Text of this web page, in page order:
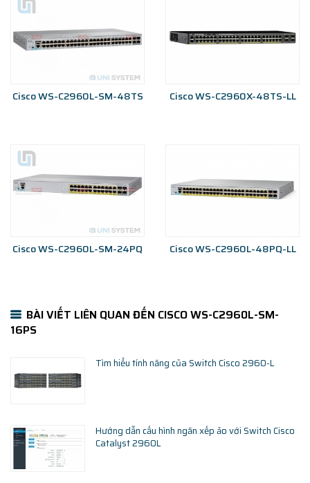
Cisco WS-C2960L-SM-48TS Cisco WS-C2960X-48TS-LL
Cisco WS-C2960L-SM-24PQ Cisco WS-C2960L-48PQ-LL
BÀI VIẾT LIÊN QUAN ĐẾN CISCO WS-C2960L-SM-
16PS
Tìm hiểu tính năng của Switch Cisco 2960-L
Hướng dẫn cấu hình ngăn xếp ảo với Switch Cisco
Catalyst 2960L